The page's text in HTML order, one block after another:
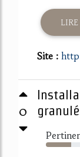
Site :
0
61%